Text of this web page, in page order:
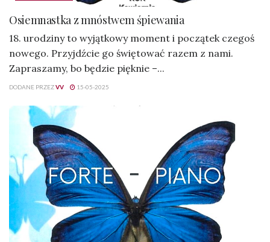
Osiemnastka z mnóstwem śpiewania
18. urodziny to wyjątkowy moment i początek czegoś
nowego. Przyjdźcie go świętować razem z nami.
Zapraszamy, bo będzie pięknie –...
DODANE PRZEZVV 15-05-2025